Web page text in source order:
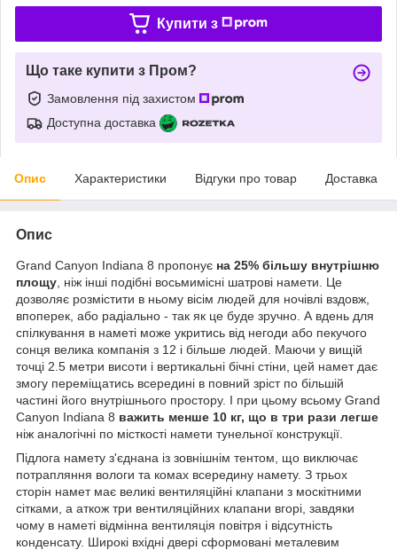
Купити з
Що таке купити з Пром?
Замовлення під захистом
Доступна доставка
Опис Характеристики Відгуки про товар Доставка
Опис
Grand Canyon Indiana 8 пропонує на 25% більшу внутрішню
площу , ніж інші подібні восьмимісні шатрові намети. Це
дозволяє розмістити в ньому вісім людей для ночівлі вздовж,
впоперек, або радіально - так як це буде зручно. А вдень для
спілкування в наметі може укритись від негоди або пекучого
сонця велика компанія з 12 і більше людей. Маючи у вищій
точці 2.5 метри висоти і вертикальні бічні стіни, цей намет дає
змогу переміщатись всередині в повний зріст по більшій
частині його внутрішнього простору. І при цьому всьому Grand
Canyon Indiana 8 важить менше 10 кг, що в три рази легше
ніж аналогічні по місткості намети тунельної конструкції.
Підлога намету з'єднана із зовнішнім тентом, що виключає
потрапляння вологи та комах всередину намету. З трьох
сторін намет має великі вентиляційні клапани з москітними
сітками, а аткож три вентиляційних клапани вгорі, завдяки
чому в наметі відмінна вентиляція повітря і відсутність
конденсату. Широкі вхідні двері сформовані металевим